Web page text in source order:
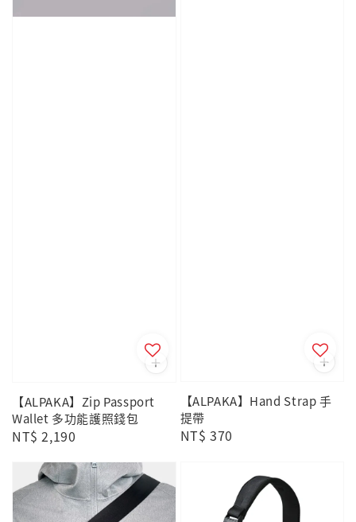
【ALPAKA】Zip Passport
Wallet 多功能護照錢包
Regular
NT$ 2,190
【ALPAKA】Hand Strap 手
提帶
Regular
NT$ 370